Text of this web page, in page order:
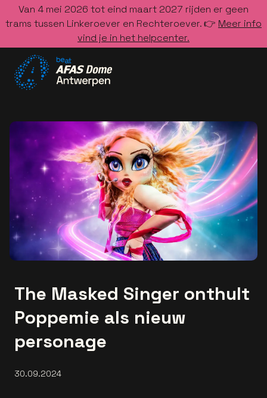
Van 4 mei 2026 tot eind maart 2027 rijden er geen
trams tussen Linkeroever en Rechteroever. 👉 Meer info
vind je in het helpcenter.
The Masked Singer onthult
Poppemie als nieuw
personage
30.09.2024